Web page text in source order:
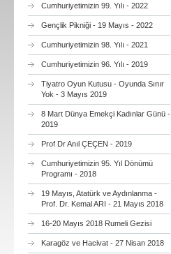
Cumhuriyetimizin 99. Yılı - 2022
Gençlik Pikniği - 19 Mayıs - 2022
Cumhuriyetimizin 98. Yılı - 2021
Cumhuriyetimizin 96. Yılı - 2019
Tiyatro Oyun Kutusu - Oyunda Sınır
Yok - 3 Mayıs 2019
8 Mart Dünya Emekçi Kadınlar Günü -
2019
Prof Dr Anıl ÇEÇEN - 2019
Cumhuriyetimizin 95. Yıl Dönümü
Programı - 2018
19 Mayıs, Atatürk ve Aydınlanma -
Prof. Dr. Kemal ARI - 21 Mayıs 2018
16-20 Mayıs 2018 Rumeli Gezisi
Karagöz ve Hacivat - 27 Nisan 2018